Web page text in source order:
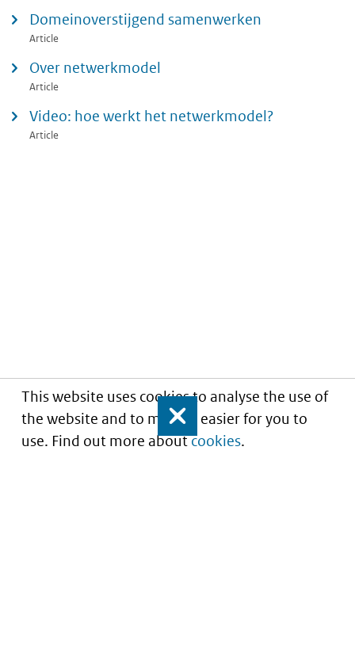
This website uses cookies to analyse the use of
the website and to make it easier for you to
use. Find out more aboutcookies.
Close
Domeinoverstijgend samenwerken
Article
Over netwerkmodel
Article
Video: hoe werkt het netwerkmodel?
Article